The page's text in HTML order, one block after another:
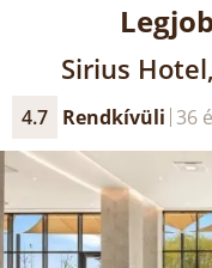
Sirius
4.7 Rendkívüli 36